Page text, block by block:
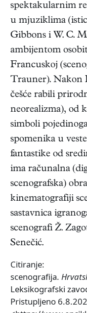
spektakularnim
u mjuziklima
Gibbons i W. C.
ambijentom
Francuskoj
Trauner). Nakon
češće rabili
neorealizma), od
simboli
spomenika u
fantastike od
ima računalna
scenografska)
kinematografiji
sastavnica
scenografi Ž.
Senečić.
Citiranje:
scenografija.
Leksikografski
Pristupljeno